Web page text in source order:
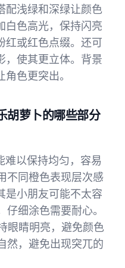
配浅绿和深绿让颜色
白色高光，保持闪亮
红或红色点缀。还可
，使其更立体。背景
色更突出。
胡萝卜的哪些部分
难以保持均匀，容易
不同橙色表现层次感
是小朋友可能不太容
细涂色需要耐心。
眼睛明亮，避免颜色
然，避免出现突兀的